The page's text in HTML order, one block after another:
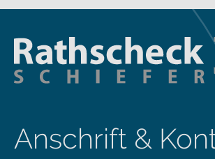
Anschrift &